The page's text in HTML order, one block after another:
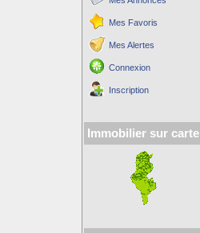
Mes Favoris
Mes Alertes
Connexion
Inscription
Immobilier sur carte